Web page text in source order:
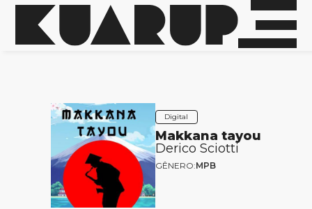
Digital
Makkana tayou
Derico Sciotti
GÊNERO:MPB